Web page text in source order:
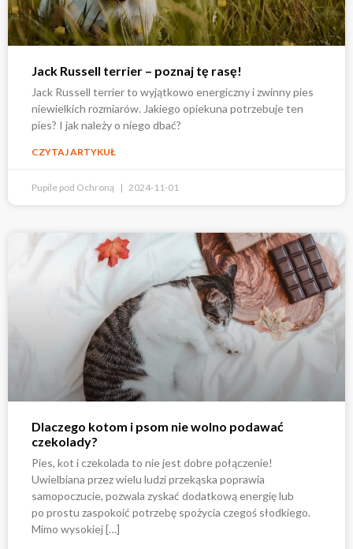
Jack Russell terrier – poznaj tę rasę!
Jack Russell terrier to wyjątkowo energiczny i zwinny pies
niewielkich rozmiarów. Jakiego opiekuna potrzebuje ten
pies? I jak należy o niego dbać?
CZYTAJ ARTYKUŁ
Pupile pod Ochroną 2024-11-01
Dlaczego kotom i psom nie wolno podawać
czekolady?
Pies, kot i czekolada to nie jest dobre połączenie!
Uwielbiana przez wielu ludzi przekąska poprawia
samopoczucie, pozwala zyskać dodatkową energię lub
po prostu zaspokoić potrzebę spożycia czegoś słodkiego.
Mimo wysokiej […]